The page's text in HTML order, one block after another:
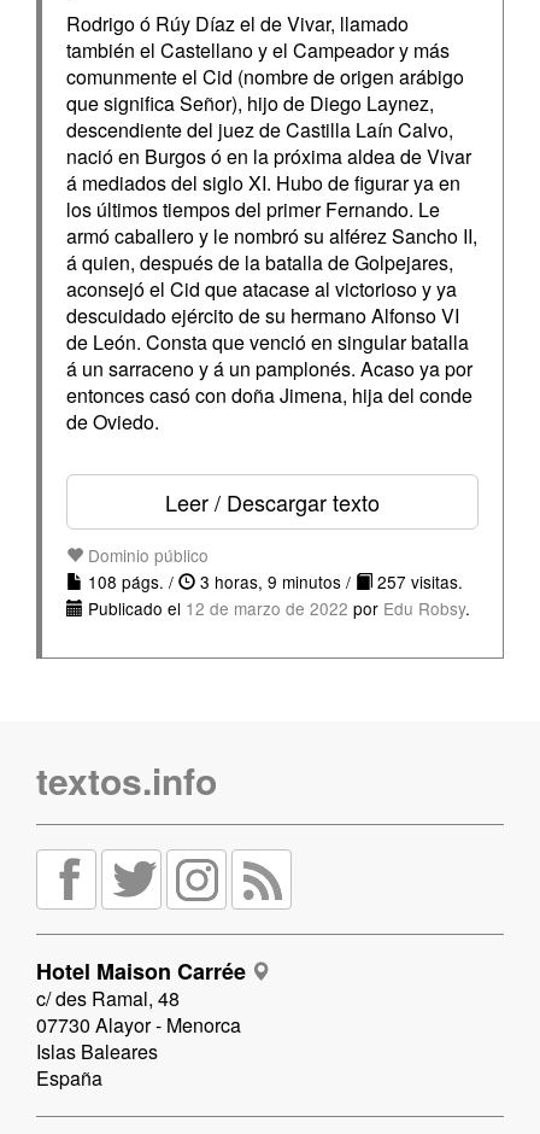
Rodrigo ó Rúy Díaz el de Vivar, llamado
también el Castellano y el Campeador y más
comunmente el Cid (nombre de origen arábigo
que significa Señor), hijo de Diego Laynez,
descendiente del juez de Castilla Laín Calvo,
nació en Burgos ó en la próxima aldea de Vivar
á mediados del siglo XI. Hubo de figurar ya en
los últimos tiempos del primer Fernando. Le
armó caballero y le nombró su alférez Sancho II,
á quien, después de la batalla de Golpejares,
aconsejó el Cid que atacase al victorioso y ya
descuidado ejército de su hermano Alfonso VI
de León. Consta que venció en singular batalla
á un sarraceno y á un pamplonés. Acaso ya por
entonces casó con doña Jimena, hija del conde
de Oviedo.
Leer / Descargar texto
Dominio público
108 págs. /
3 horas, 9 minutos /
257 visitas.
Publicado el 12 de marzo de 2022 por Edu Robsy.
textos.info
Hotel Maison Carrée
c/ des Ramal, 48
07730 Alayor - Menorca
Islas Baleares
España